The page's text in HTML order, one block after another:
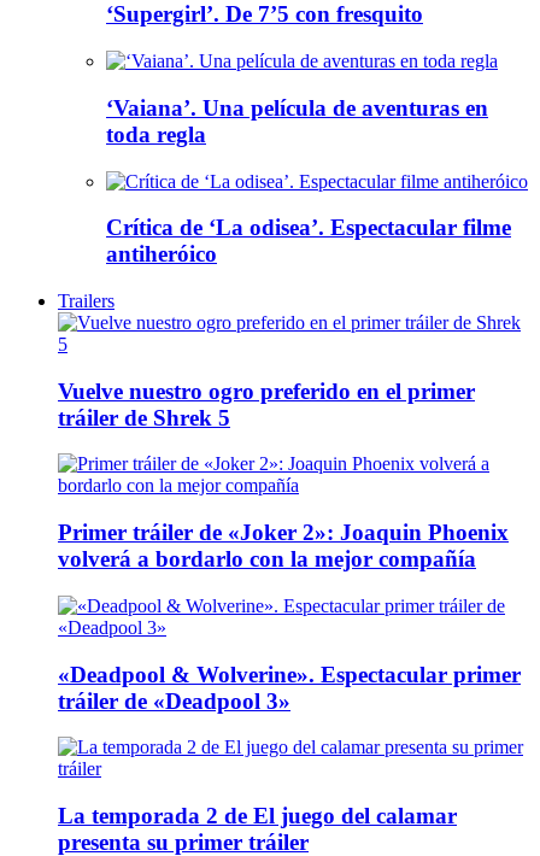
‘Supergirl’. De 7’5 con fresquito
‘Vaiana’. Una película de aventuras en
toda regla
Crítica de ‘La odisea’. Espectacular filme
antiheróico
Trailers
Vuelve nuestro ogro preferido en el primer
tráiler de Shrek 5
Primer tráiler de «Joker 2»: Joaquin Phoenix
volverá a bordarlo con la mejor compañía
«Deadpool & Wolverine». Espectacular primer
tráiler de «Deadpool 3»
La temporada 2 de El juego del calamar
presenta su primer tráiler